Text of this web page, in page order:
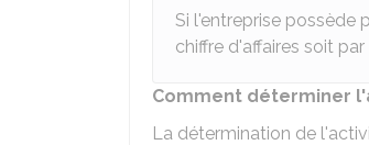
Si l'entreprise possède
chiffre d'affaires soit
Comment déterminer
La détermination de